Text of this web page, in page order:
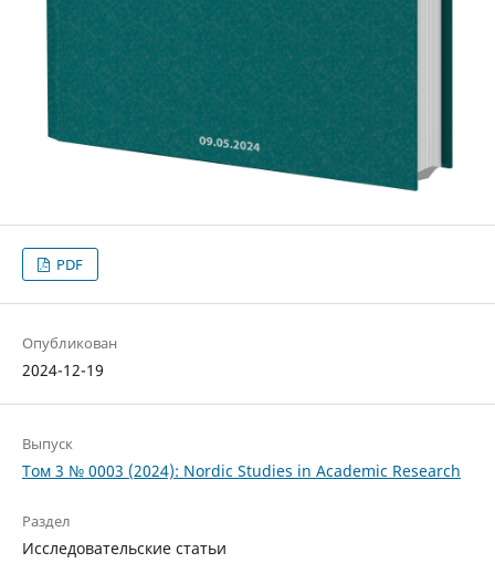
PDF
Опубликован
2024-12-19
Выпуск
Том 3 № 0003 (2024): Nordic Studies in Academic Research
Раздел
Исследовательские статьи